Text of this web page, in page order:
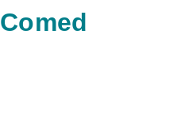
Comed